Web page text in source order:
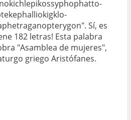
Sí, es
182 letras! Esta palabra
"Asamblea de mujeres",
griego Aristófanes.